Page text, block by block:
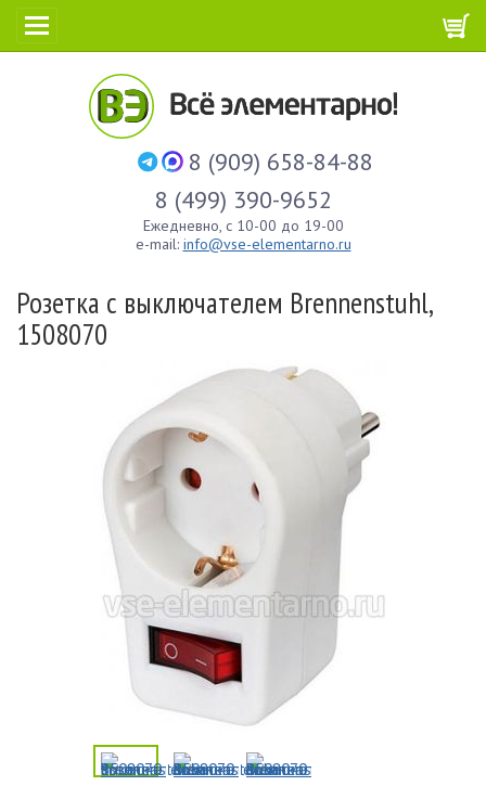
8 (909) 658-84-88
8 (499) 390-9652
Ежедневно, с 10-00 до 19-00
e-mail: info@vse-elementarno.ru
Розетка с выключателем Brennenstuhl,
1508070